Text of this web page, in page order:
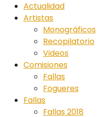
Actualidad
Artistas
Monográficos
Recopilatorio
Videos
Comisiones
Fallas
Fogueres
Fallas
Fallas 2018